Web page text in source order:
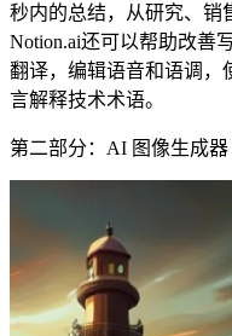
秒内的总结，从研究、销
Notion.ai还可以帮助改善
翻译，编辑语音和语调，
言解释技术术语。
第二部分：AI 图像生成器